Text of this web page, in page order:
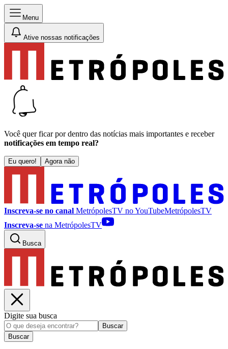
Menu
Ative nossas notificações
Você quer ficar por dentro das notícias mais importantes e receber
notificações em tempo real?
Eu quero! Agora não
Inscreva-se no canal MetrópolesTV noYouTubeMetrópolesTV
Inscreva-se na MetrópolesTV
Busca
Digite sua busca
Buscar
Buscar